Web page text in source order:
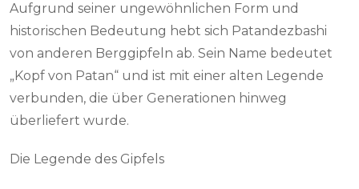
Aufgrund seiner ungewöhnlichen Form und
historischen Bedeutung hebt sich Patandezbashi
von anderen Berggipfeln ab. Sein Name bedeutet
„Kopf von Patan“ und ist mit einer alten Legende
verbunden, die über Generationen hinweg
überliefert wurde.
Die Legende des Gipfels